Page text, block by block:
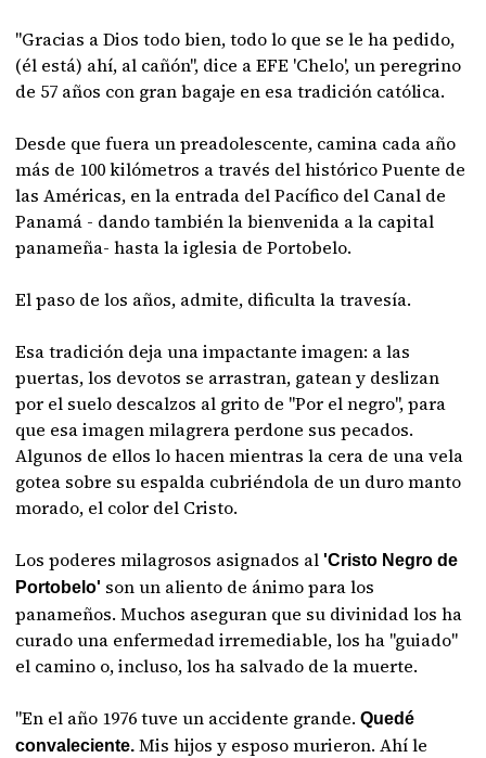
"Gracias a Dios todo bien, todo lo que se le ha pedido,
(él está) ahí, al cañón", dice a EFE 'Chelo', un peregrino
de 57 años con gran bagaje en esa tradición católica.
Desde que fuera un preadolescente, camina cada año
más de 100 kilómetros a través del histórico Puente de
las Américas, en la entrada del Pacífico del Canal de
Panamá - dando también la bienvenida a la capital
panameña- hasta la iglesia de Portobelo.
El paso de los años, admite, dificulta la travesía.
Esa tradición deja una impactante imagen: a las
puertas, los devotos se arrastran, gatean y deslizan
por el suelo descalzos al grito de "Por el negro", para
que esa imagen milagrera perdone sus pecados.
Algunos de ellos lo hacen mientras la cera de una vela
gotea sobre su espalda cubriéndola de un duro manto
morado, el color del Cristo.
Los poderes milagrosos asignados al 'Cristo Negro de
Portobelo' son un aliento de ánimo para los
panameños. Muchos aseguran que su divinidad los ha
curado una enfermedad irremediable, los ha "guiado"
el camino o, incluso, los ha salvado de la muerte.
"En el año 1976 tuve un accidente grande.Quedé
convaleciente. Mis hijos y esposo murieron. Ahí le